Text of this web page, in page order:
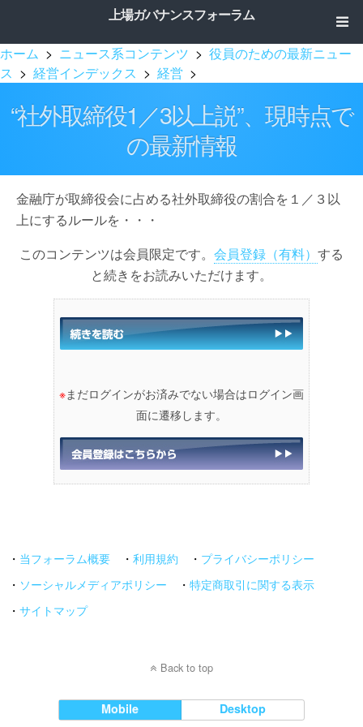
上場ガバナンスフォーラム
ホーム > ニュース系コンテンツ > 役員のための最新ニュー
ス > 経営インデックス > 経営 >
“社外取締役1／3以上説”、現時点で
の最新情報
金融庁が取締役会に占める社外取締役の割合を１／３以
上にするルールを・・・
このコンテンツは会員限定です。 会員登録（有料） する
と続きをお読みいただけます。
※まだログインがお済みでない場合はログイン画
面に遷移します。
・ 当フォーラム概要 ・ 利用規約 ・ プライバシーポリシー
・ ソーシャルメディアポリシー ・ 特定商取引に関する表示
・ サイトマップ
Back to top
Mobile Desktop